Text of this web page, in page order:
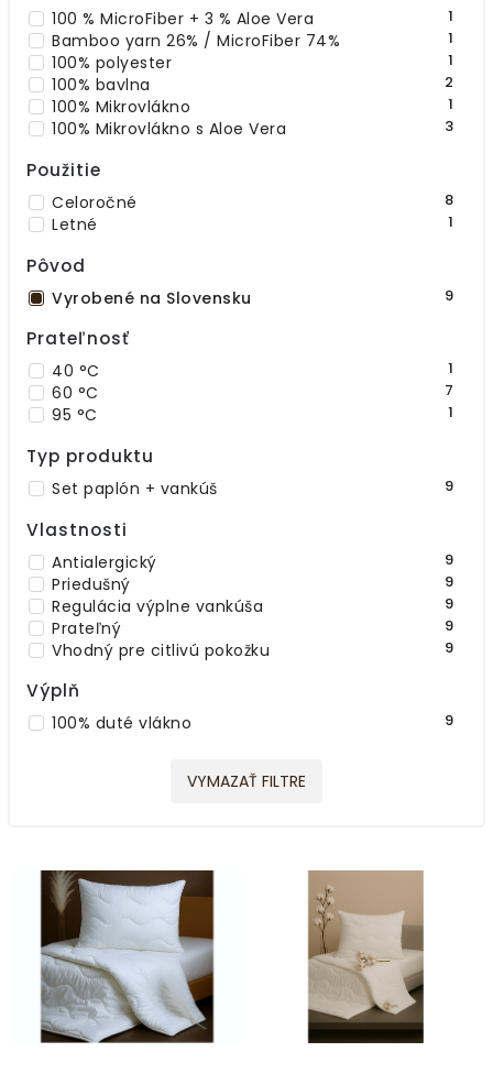
100 % MicroFiber + 3 % Aloe Vera 1
Bamboo yarn 26% / MicroFiber 74% 1
100% polyester 1
100% bavlna 2
100% Mikrovlákno 1
100% Mikrovlákno s Aloe Vera 3
Použitie
Celoročné 8
Letné 1
Pôvod
Vyrobené na Slovensku 9
Prateľnosť
40 °C 1
60 °C 7
95 °C 1
Typ produktu
Set paplón + vankúš 9
Vlastnosti
Antialergický 9
Priedušný 9
Regulácia výplne vankúša 9
Prateľný 9
Vhodný pre citlivú pokožku 9
Výplň
100% duté vlákno 9
VYMAZAŤ FILTRE